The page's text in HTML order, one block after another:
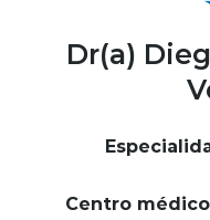
Telemedicina Blua
Clínicas Dentales
Dr(a)
Centro